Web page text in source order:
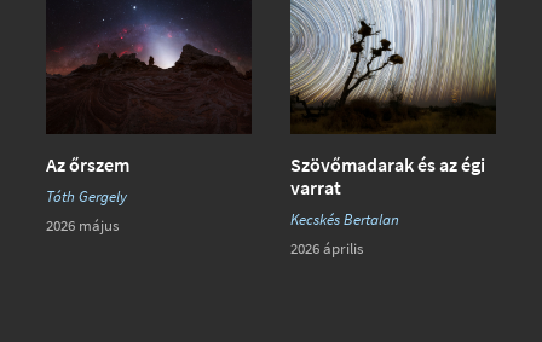
Az őrszem
Tóth Gergely
2026 május
Szövőmadarak és az égi
varrat
Kecskés Bertalan
2026 április